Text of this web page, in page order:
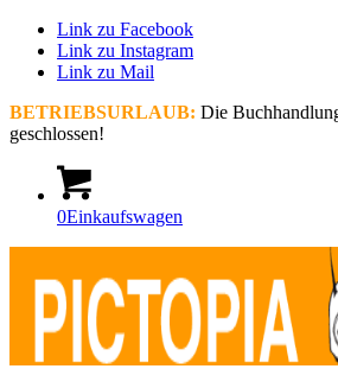
Link zu Facebook
Link zu Instagram
Link zu Mail
BETRIEBSURLAUB: Die
geschlossen!
0Einkaufswagen